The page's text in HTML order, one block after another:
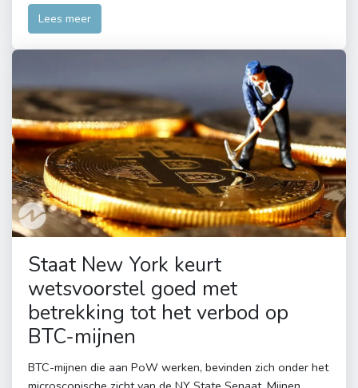
Lees meer
Staat New York keurt
wetsvoorstel goed met
betrekking tot het verbod op
BTC-mijnen
BTC-mijnen die aan PoW werken, bevinden zich onder het